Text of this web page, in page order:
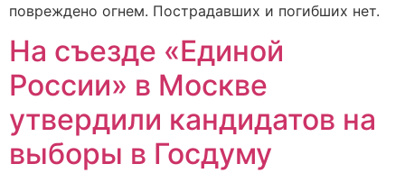
повреждено огнем. Пострадавших и погибших нет.
На съезде «Единой
России» в Москве
утвердили кандидатов на
выборы в Госдуму